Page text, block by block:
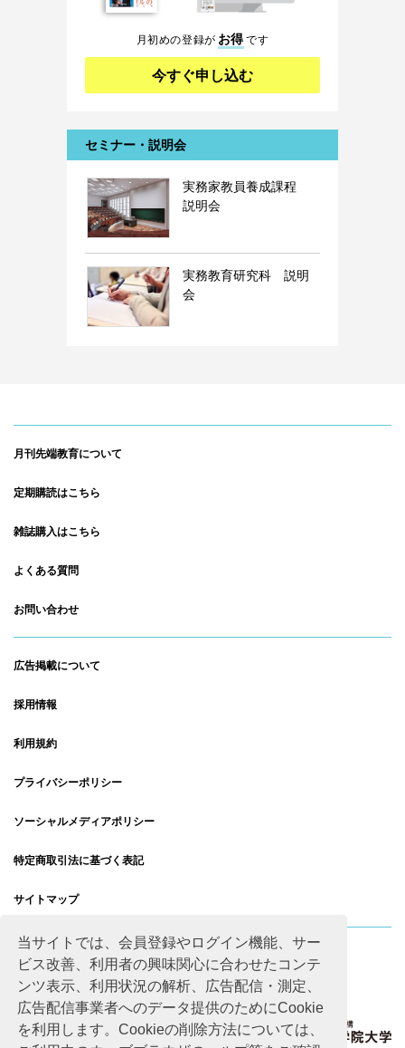
当サイトでは、会員登録やログイン機能、サー
ビス改善、利用者の興味関心に合わせたコンテ
ンツ表示、利用状況の解析、広告配信・測定、
広告配信事業者へのデータ提供のためにCookie
を利用します。Cookieの削除方法については、
月初めの登録が お得です
今すぐ申し込む
セミナー・説明会
実務家教員養成課程
説明会
実務教育研究科 説明
会
月刊先端教育について
定期購読はこちら
雑誌購入はこちら
よくある質問
お問い合わせ
広告掲載について
採用情報
利用規約
プライバシーポリシー
ソーシャルメディアポリシー
特定商取引法に基づく表記
サイトマップ